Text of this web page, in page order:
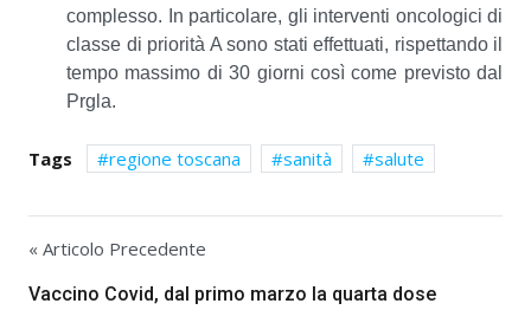
complesso. In particolare, gli interventi oncologici di
classe di priorità A sono stati effettuati, rispettando il
tempo massimo di 30 giorni così come previsto dal
Prgla.
Tags regione toscana sanità salute
« Articolo Precedente
Vaccino Covid, dal primo marzo la quarta dose